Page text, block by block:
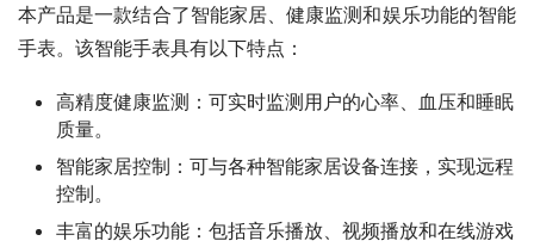
本产品是一款结合了智能家居、健康监测和娱乐功能的智能
手表。该智能手表具有以下特点：
高精度健康监测：可实时监测用户的心率、血压和睡眠
质量。
智能家居控制：可与各种智能家居设备连接，实现远程
控制。
丰富的娱乐功能：包括音乐播放、视频播放和在线游戏